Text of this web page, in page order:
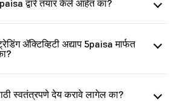
द्वारे तयार केले आहेत का?
ॲक्टिव्हिटी अद्याप 5paisa मार्फत
स्वतंत्रपणे देय करावे लागेल का?